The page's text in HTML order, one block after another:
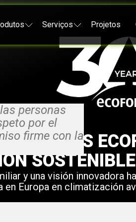
Serviços Projetos
30 AÑOS
y una visión innovadora
en Europa en climatización
de Galicia,
a los gigantes
personas
por el
firme con la
hoy, guiando cada
un futuro más